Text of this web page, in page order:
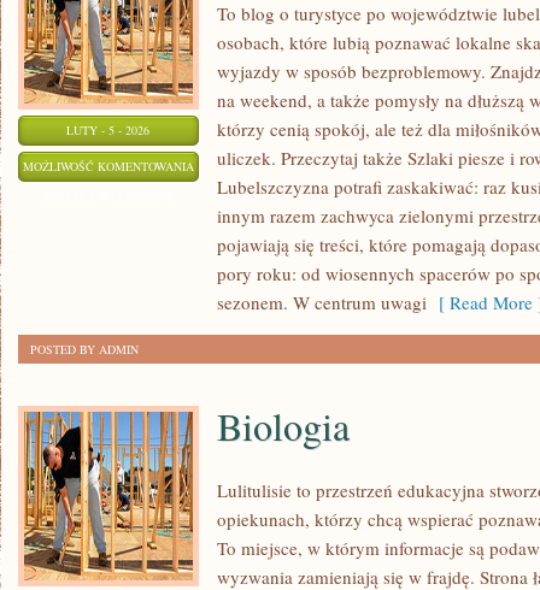
LUTY - 5 - 2026
MOŻLIWOŚĆ KOMENTOWANIA LEGENDY
CIEKAWOSTKI
To blog o turystyce po województwie
osobach, które lubią poznawać lokalne
wyjazdy w sposób bezproblemowy.
na weekend, a także pomysły na dłuższą
którzy cenią spokój, ale też dla
uliczek. Przeczytaj także Szlaki piesze i
Lubelszczyzna potrafi zaskakiwać: raz
innym razem zachwyca zielonymi
pojawiają się treści, które pomagają
pory roku: od wiosennych spacerów po
sezonem. W centrum uwagi [ Read More
POSTED BY ADMIN
Biologia
Lulitulisie to przestrzeń edukacyjna
opiekunach, którzy chcą wspierać
To miejsce, w którym informacje są
wyzwania zamieniają się w frajdę. Strona